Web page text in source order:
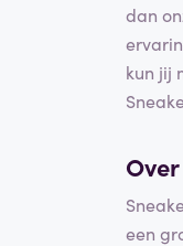
dan
kun jij
een